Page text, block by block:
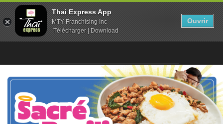
Thai Express App
MTY Franchising Inc
Télécharger | Download
Ouvrir